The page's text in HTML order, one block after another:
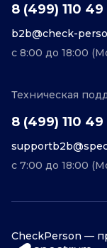
Редакционная
CheckPerson —
8 (499) 110 49
b2b@check-
с 8:00 до 18:00
Техническая
8 (499) 110 49
с 7:00 до 18:00